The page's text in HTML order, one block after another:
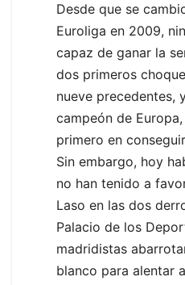
Desde que se
Euroliga en 2009,
capaz de ganar la
dos primeros
nueve precedentes,
campeón de
primero en
Sin embargo, hoy
no han tenido a
Laso en las dos
Palacio de los
madridistas
blanco para alentar